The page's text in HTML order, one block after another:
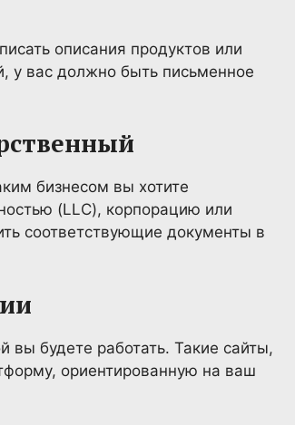
описания продуктов или
у вас должно быть письменное
бизнесом вы хотите
(LLC), корпорацию или
соответствующие документы в
вы будете работать. Такие сайты,
ориентированную на ваш